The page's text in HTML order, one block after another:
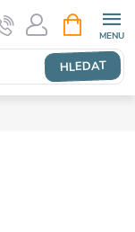
HLEDAT
NÁKUPNÍ
KOŠÍK